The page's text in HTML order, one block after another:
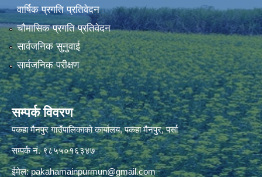
वार्षिक प्रगति प्रतिवेदन
चौमासिक प्रगति प्रतिवेदन
सार्वजनिक सुनुवाई
सार्वजनिक परीक्षण
सम्पर्क विवरण
पकहा मैनपुर गाउँपालिकाको कार्यालय, पकहा मैनपुर, पर्सा
सम्पर्क नं. ९८५५०१६३४७
ईमेल:pakahamainpurmun@gmail.com